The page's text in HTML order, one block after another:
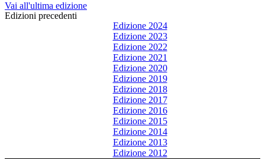
Vai all'ultima edizione
Edizioni precedenti
Edizione 2024
Edizione 2023
Edizione 2022
Edizione 2021
Edizione 2020
Edizione 2019
Edizione 2018
Edizione 2017
Edizione 2016
Edizione 2015
Edizione 2014
Edizione 2013
Edizione 2012